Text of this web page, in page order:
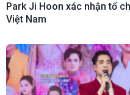
Park Ji Hoon xác nhận tổ
Việt Nam